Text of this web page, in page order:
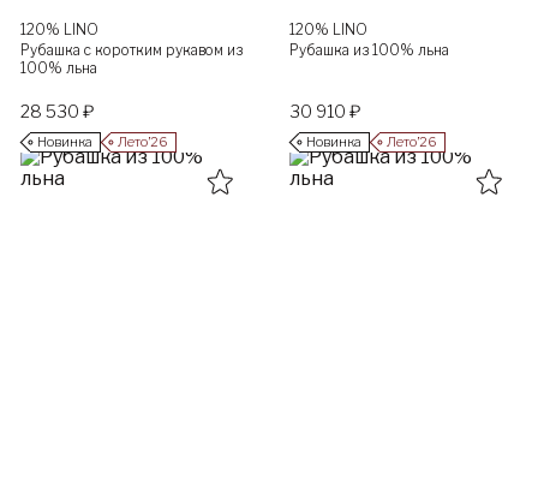
120% LINO
Рубашка с коротким рукавом из
100% льна
28 530 ₽
Новинка Лето’26
120% LINO
Рубашка из 100% льна
30 910 ₽
Новинка Лето’26